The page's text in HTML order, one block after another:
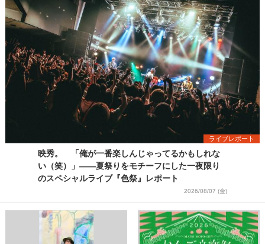
ライブレポート
映秀。 「俺が一番楽しんじゃってるかもしれな
い（笑）」――夏祭りをモチーフにした一夜限り
のスペシャルライブ『色祭』レポート
2026/08/07 (金)